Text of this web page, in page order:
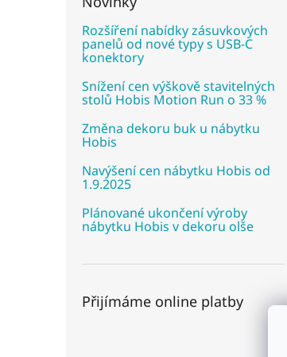
Rozšíření nabídky zásuvkových
panelů od nové typy s USB-C
konektory
Snížení cen výškově stavitelných
stolů Hobis Motion Run o 33 %
Změna dekoru buk u nábytku
Hobis
Navýšení cen nábytku Hobis od
1.9.2025
Plánované ukončení výroby
nábytku Hobis v dekoru olše
Přijímáme online platby